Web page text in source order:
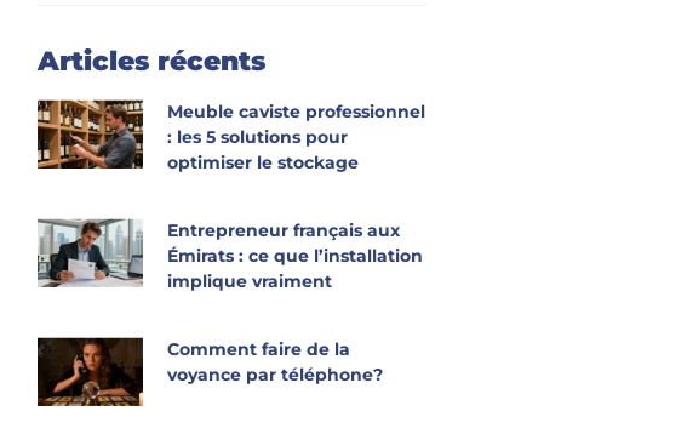
environnement bureau
Articles récents
Meuble caviste professionnel
: les 5 solutions pour
optimiser le stockage
Entrepreneur français aux
Émirats : ce que l’installation
implique vraiment
Comment faire de la
voyance par téléphone?